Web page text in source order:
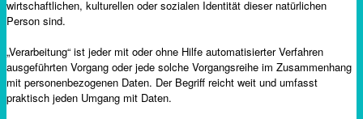
wirtschaftlichen, kulturellen oder sozialen Identität dieser natürlichen
Person sind.
„Verarbeitung“ ist jeder mit oder ohne Hilfe automatisierter Verfahren
ausgeführten Vorgang oder jede solche Vorgangsreihe im Zusammenhang
mit personenbezogenen Daten. Der Begriff reicht weit und umfasst
praktisch jeden Umgang mit Daten.